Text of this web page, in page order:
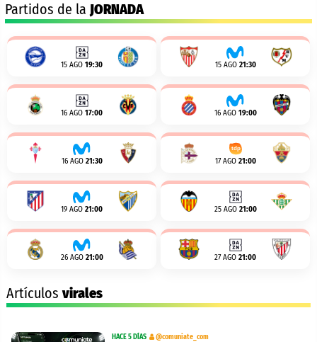
Partidos de la JORNADA
15 AGO 19:30 15 AGO 21:30
16 AGO 17:00 16 AGO 19:00
16 AGO 21:30 17 AGO 21:00
19 AGO 21:00 25 AGO 21:00
26 AGO 21:00 27 AGO 21:00
Artículosvirales
HACE 5 DÍAS @comuniate_com